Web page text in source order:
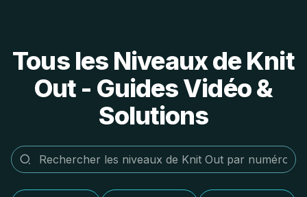
Tous les Niveaux de Knit
Out - Guides Vidéo &
Solutions